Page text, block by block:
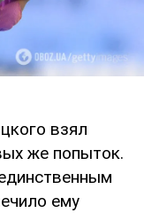
взял
же попыток.
ему